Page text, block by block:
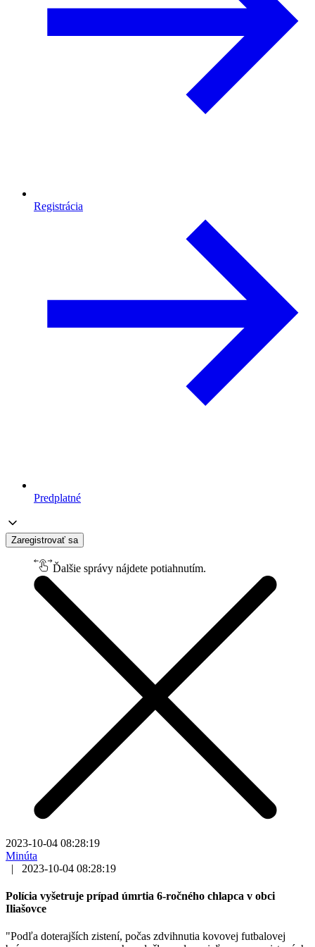
Registrácia
Predplatné
Zaregistrovať sa
Ďalšie správy nájdete potiahnutím.
2023-10-04 08:28:19
Minúta
|
2023-10-04 08:28:19
Polícia vyšetruje prípad úmrtia 6-ročného chlapca v obci
Iliašovce
"Podľa doterajších zistení, počas zdvihnutia kovovej futbalovej